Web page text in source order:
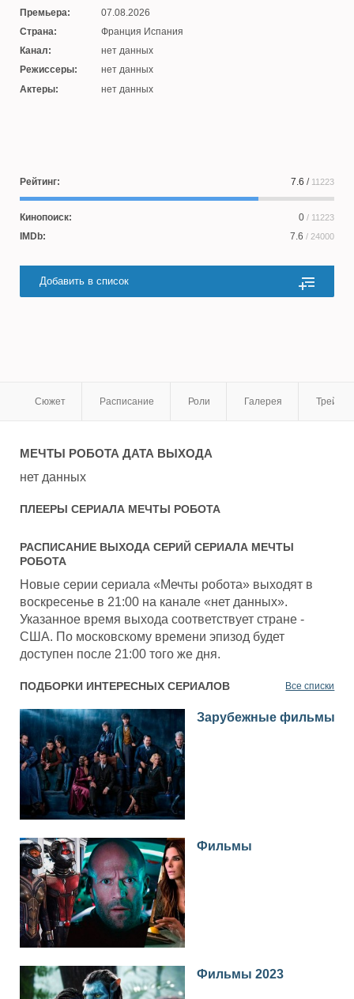
Премьера:
07.08.2026
Страна:
Франция Испания
Канал:
нет данных
Режиссеры:
нет данных
Актеры:
нет данных
Рейтинг: 7.6 / 11223
Кинопоиск: 0 / 11223
IMDb: 7.6 / 24000
Добавить в список
Сюжет Расписание Роли Галерея
МЕЧТЫ РОБОТА ДАТА ВЫХОДА
нет данных
ПЛЕЕРЫ СЕРИАЛА МЕЧТЫ РОБОТА
РАСПИСАНИЕ ВЫХОДА СЕРИЙ СЕРИАЛА МЕЧТЫ
РОБОТА
Новые серии сериала «Мечты робота» выходят в
воскресенье в 21:00 на канале «нет данных».
Указанное время выхода соответствует стране -
США. По московскому времени эпизод будет
доступен после 21:00 того же дня.
ПОДБОРКИ ИНТЕРЕСНЫХ СЕРИАЛОВ Все списки
Зарубежные фильмы
Фильмы
Фильмы 2023